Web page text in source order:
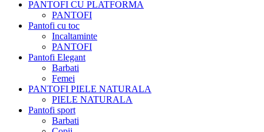
PANTOFI CU PLATFORMA
PANTOFI
Pantofi cu toc
Incaltaminte
PANTOFI
Pantofi Elegant
Barbati
Femei
PANTOFI PIELE NATURALA
PIELE NATURALA
Pantofi sport
Barbati